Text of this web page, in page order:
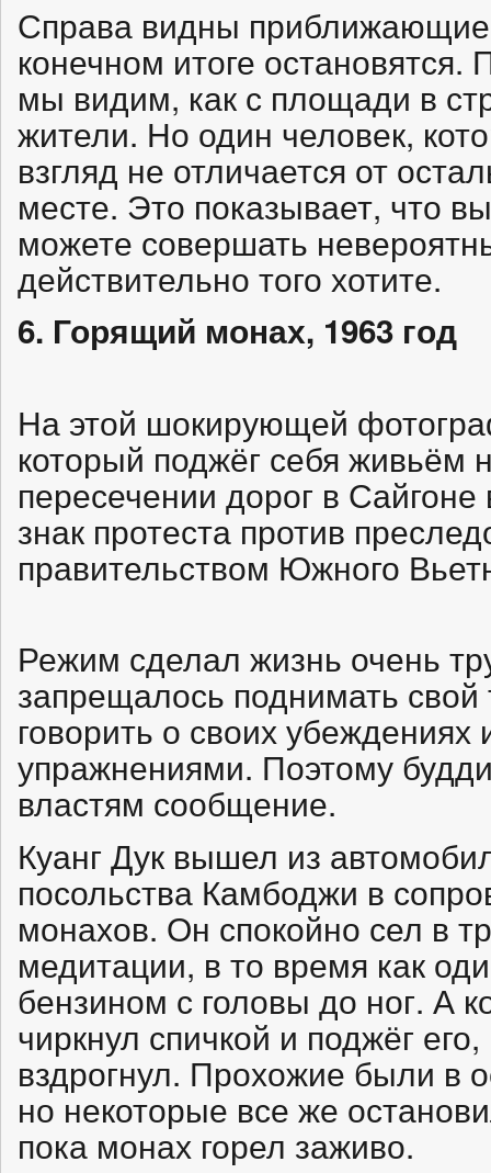
Справа видны
конечном итоге остановятся.
мы видим, как с площади в
жители. Но один человек,
взгляд не отличается от
месте. Это показывает, что
можете совершать
действительно того хотите.
6. Горящий монах, 1963 год
На этой шокирующей
который поджёг себя живьём
пересечении дорог в
знак протеста против
правительством Южного
Режим сделал жизнь очень
запрещалось поднимать
говорить о своих
упражнениями. Поэтому
властям сообщение.
Куанг Дук вышел из
посольства Камбоджи в
монахов. Он спокойно сел в
медитации, в то время как
бензином с головы до ног. А
чиркнул спичкой и поджёг
вздрогнул. Прохожие были
но некоторые все же
пока монах горел заживо.